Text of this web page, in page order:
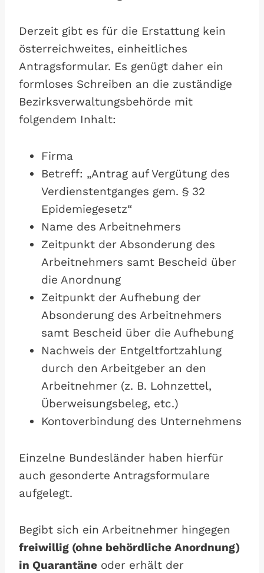
Derzeit gibt es für die Erstattung kein
österreichweites, einheitliches
Antragsformular. Es genügt daher ein
formloses Schreiben an die zuständige
Bezirksverwaltungsbehörde mit
folgendem Inhalt:
Firma
Betreff: „Antrag auf Vergütung des
Verdienstentganges gem. § 32
Epidemiegesetz“
Name des Arbeitnehmers
Zeitpunkt der Absonderung des
Arbeitnehmers samt Bescheid über
die Anordnung
Zeitpunkt der Aufhebung der
Absonderung des Arbeitnehmers
samt Bescheid über die Aufhebung
Nachweis der Entgeltfortzahlung
durch den Arbeitgeber an den
Arbeitnehmer (z. B. Lohnzettel,
Überweisungsbeleg, etc.)
Kontoverbindung des Unternehmens
Einzelne Bundesländer haben hierfür
auch gesonderte Antragsformulare
aufgelegt.
Begibt sich ein Arbeitnehmer hingegen
freiwillig (ohne behördliche Anordnung)
in Quarantäne oder erhält der